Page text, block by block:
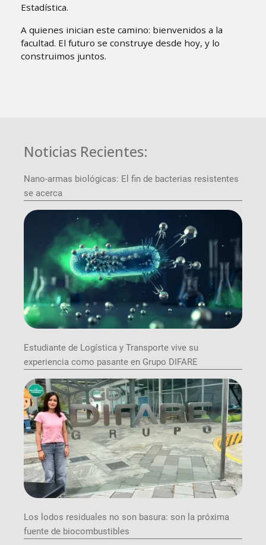
Estadística.
A quienes inician este camino: bienvenidos a la
facultad. El futuro se construye desde hoy, y lo
construimos juntos.
Noticias Recientes:
Nano-armas biológicas: El fin de bacterias resistentes
se acerca
Estudiante de Logística y Transporte vive su
experiencia como pasante en Grupo DIFARE
Los lodos residuales no son basura: son la próxima
fuente de biocombustibles